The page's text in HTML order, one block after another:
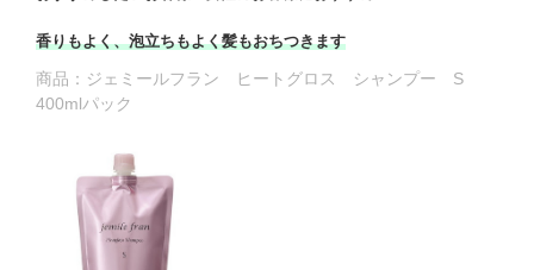
香りもよく、泡立ちもよく髪もおちつきます
商品： ジェミールフラン ヒートグロス シャンプー S
400mlパック